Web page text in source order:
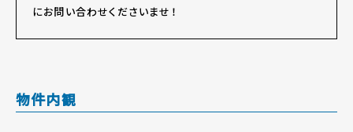
にお問い合わせくださいませ！
物件内観